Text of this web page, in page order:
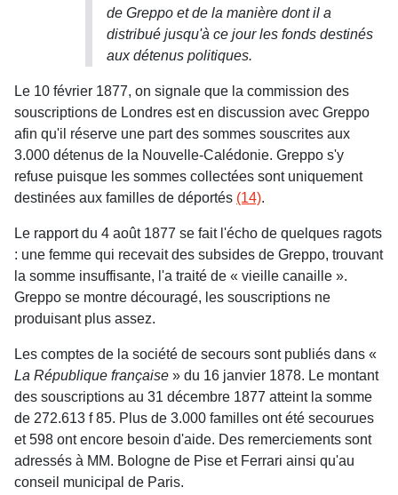
de Greppo et de la manière dont il a
distribué jusqu'à ce jour les fonds destinés
aux détenus politiques.
Le 10 février 1877, on signale que la commission des
souscriptions de Londres est en discussion avec Greppo
afin qu'il réserve une part des sommes souscrites aux
3.000 détenus de la Nouvelle-Calédonie. Greppo s'y
refuse puisque les sommes collectées sont uniquement
destinées aux familles de déportés (14).
Le rapport du 4 août 1877 se fait l'écho de quelques ragots
: une femme qui recevait des subsides de Greppo, trouvant
la somme insuffisante, l'a traité de « vieille canaille ».
Greppo se montre découragé, les souscriptions ne
produisant plus assez.
Les comptes de la société de secours sont publiés dans «
La République française » du 16 janvier 1878. Le montant
des souscriptions au 31 décembre 1877 atteint la somme
de 272.613 f 85. Plus de 3.000 familles ont été secourues
et 598 ont encore besoin d'aide. Des remerciements sont
adressés à MM. Bologne de Pise et Ferrari ainsi qu'au
conseil municipal de Paris.